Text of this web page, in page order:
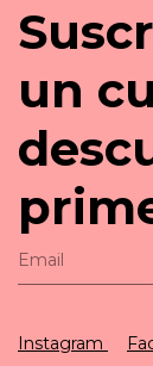
un
Instagram